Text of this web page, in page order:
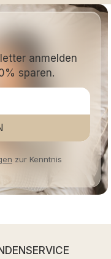
anmelden
sparen.
zur Kenntnis